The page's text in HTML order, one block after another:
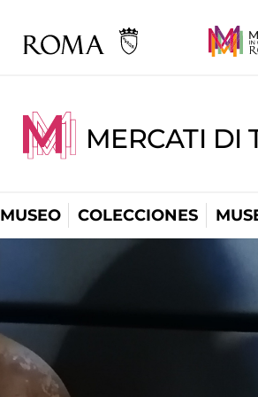
MERCATI DI
MUSEO COLECCIONES